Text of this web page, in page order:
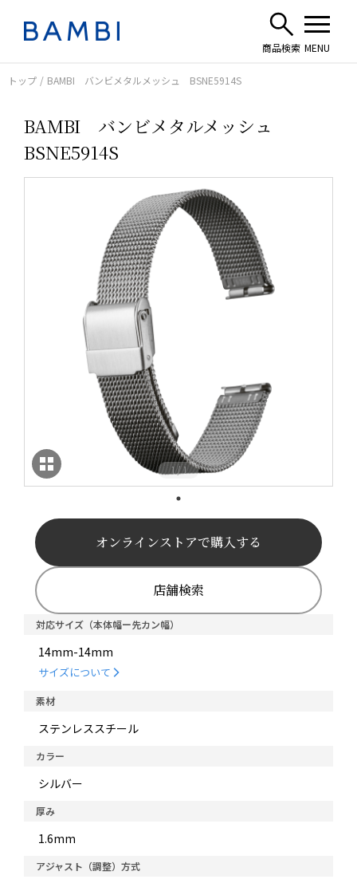
トップ BAMBI バンビメタルメッシュ BSNE5914S
BAMBI バンビメタルメッシュ
BSNE5914S
1/1
対応サイズ（本体幅ー先カン幅）
14mm-14mm
サイズについて
素材
ステンレススチール
カラー
シルバー
厚み
1.6mm
アジャスト（調整）方式
オンラインストアで購入する
店舗検索